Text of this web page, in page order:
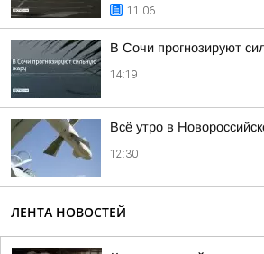
11:06
В Сочи прогнозируют
14:19
Всё утро в
12:30
ЛЕНТА НОВОСТЕЙ